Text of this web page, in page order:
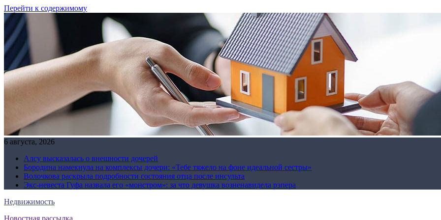
Перейти к содержимому
6 августа, 2026
Алсу высказалась о внешности дочерей
Бородина намекнула на комплексы дочери: «Тебе тяжело на фоне идеальной сестры»
Волочкова раскрыла подробности состояния отца после инсульта
Экс-невеста Гуфа назвала его «монстром»: за что девушка возненавидела рэпера
Недвижимость
Новостная рассылка